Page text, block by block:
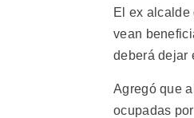
El ex alcalde
vean
deberá dejar
Agregó que
ocupadas